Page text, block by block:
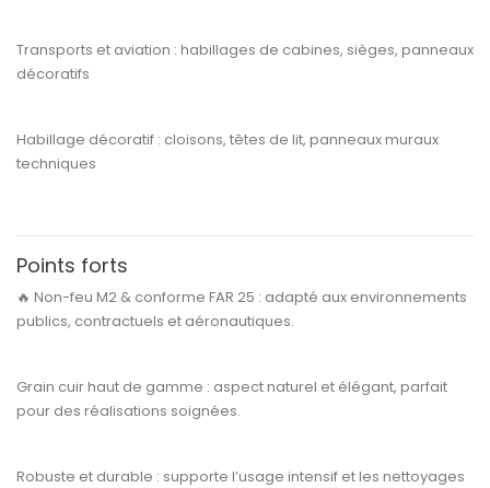
Transports et aviation : habillages de cabines, sièges, panneaux
décoratifs
Habillage décoratif : cloisons, têtes de lit, panneaux muraux
techniques
Points forts
🔥 Non-feu M2 & conforme FAR 25 : adapté aux environnements
publics, contractuels et aéronautiques.
Grain cuir haut de gamme : aspect naturel et élégant, parfait
pour des réalisations soignées.
Robuste et durable : supporte l’usage intensif et les nettoyages